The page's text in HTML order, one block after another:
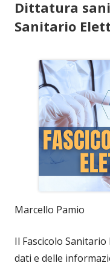
Dittatura
Sanitario
Marcello Pamio
Il Fascicolo Sanitario
dati e delle